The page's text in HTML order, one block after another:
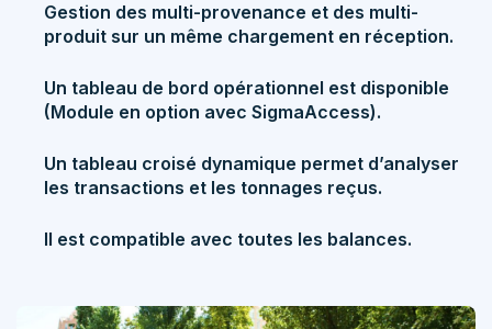
Gestion des multi-provenance et des multi-
produit sur un même chargement en réception.
Un tableau de bord opérationnel est disponible
(Module en option avec SigmaAccess).
Un tableau croisé dynamique permet d’analyser
les transactions et les tonnages reçus.
Il est compatible avec toutes les balances.